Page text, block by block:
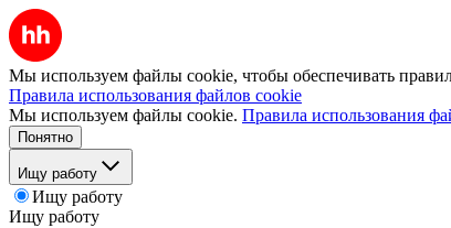
Мы используем файлы cookie, чтобы обеспечивать
Правила использования файлов cookie
Мы используем файлы cookie. Правила использования
Понятно
Ищу работу
Ищу работу
Ищу работу